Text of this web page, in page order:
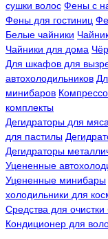
сушки волос Фены с
Фены для гостиниц
Белые чайники
Чайники для дома
Для шкафов для
автохолодильников
минибаров
комплекты
Дегидраторы для мяса
для пастилы
Дегидраторы
Уцененные
Уцененные минибары
холодильники для
Средства для очистки
Кондиционер для